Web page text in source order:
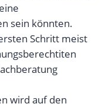
sein könnten.
Schritt meist
wird auf den